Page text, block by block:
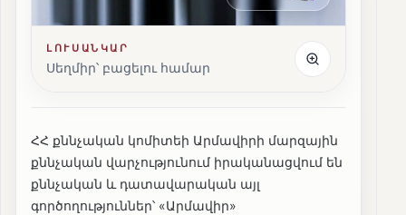
ԼՈՒՍԱՆԿԱՐ
Սեղմիր՝ բացելու համար
ՀՀ քննչական կոմիտեի Արմավիրի մարզային
քննչական վարչությունում իրականացվում են
քննչական և դատավարական այլ
գործողություններ՝ «Արմավիր»